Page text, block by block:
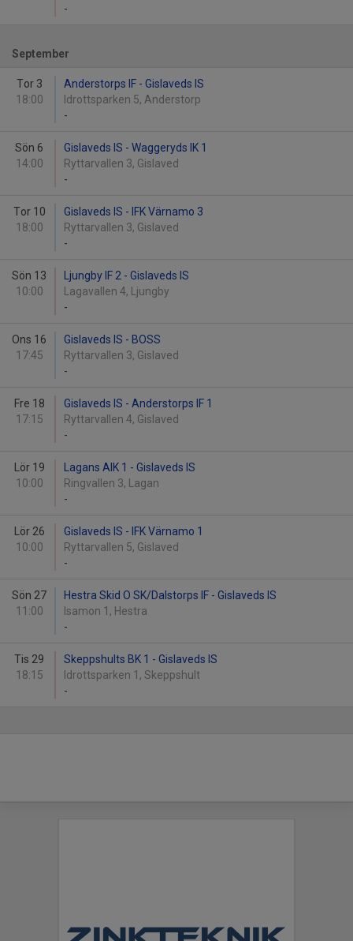
-
September
Tor 3
18:00
Anderstorps IF - Gislaveds IS
Idrottsparken 5, Anderstorp
-
Sön 6
14:00
Gislaveds IS - Waggeryds IK 1
Ryttarvallen 3, Gislaved
-
Tor 10
18:00
Gislaveds IS - IFK Värnamo 3
Ryttarvallen 3, Gislaved
-
Sön 13
10:00
Ljungby IF 2 - Gislaveds IS
Lagavallen 4, Ljungby
-
Ons 16
17:45
Gislaveds IS - BOSS
Ryttarvallen 3, Gislaved
-
Fre 18
17:15
Gislaveds IS - Anderstorps IF 1
Ryttarvallen 4, Gislaved
-
Lör 19
10:00
Lagans AIK 1 - Gislaveds IS
Ringvallen 3, Lagan
-
Lör 26
10:00
Gislaveds IS - IFK Värnamo 1
Ryttarvallen 5, Gislaved
-
Sön 27
11:00
Hestra Skid O SK/Dalstorps IF - Gislaveds IS
Isamon 1, Hestra
-
Tis 29
18:15
Skeppshults BK 1 - Gislaveds IS
Idrottsparken 1, Skeppshult
-